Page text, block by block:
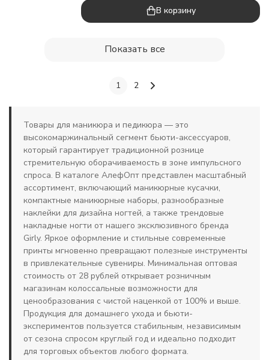
В корзину
Показать все
1 2
Товары для маникюра и педикюра — это
высокомаржинальный сегмент бьюти-аксессуаров,
который гарантирует традиционной рознице
стремительную оборачиваемость в зоне импульсного
спроса. В каталоге АлефОпт представлен масштабный
ассортимент, включающий маникюрные кусачки,
компактные маникюрные наборы, разнообразные
наклейки для дизайна ногтей, а также трендовые
накладные ногти от нашего эксклюзивного бренда
Girly. Яркое оформление и стильные современные
принты мгновенно превращают полезные инструменты
в привлекательные сувениры. Минимальная оптовая
стоимость от 28 рублей открывает розничным
магазинам колоссальные возможности для
ценообразования с чистой наценкой от 100% и выше.
Продукция для домашнего ухода и бьюти-
экспериментов пользуется стабильным, независимым
от сезона спросом круглый год и идеально подходит
для торговых объектов любого формата.